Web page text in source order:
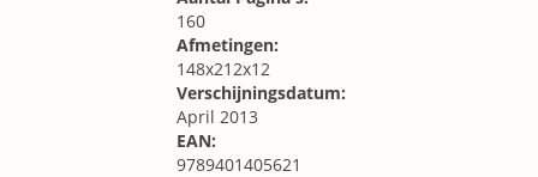
160
Afmetingen:
148x212x12
Verschijningsdatum:
April 2013
EAN:
9789401405621